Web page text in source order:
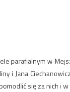
parafialnym w
i Jana
się za nich i